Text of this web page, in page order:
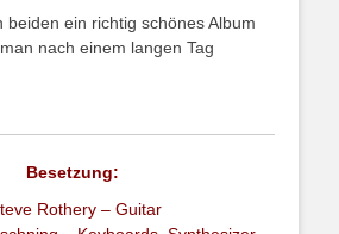
beiden ein richtig schönes Album
nach einem langen Tag
Besetzung:
Rothery – Guitar